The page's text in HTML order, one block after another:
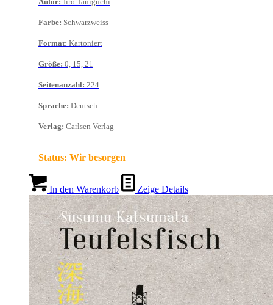
Farbe: Schwarzweiss
Format: Kartoniert
Größe: 0, 15, 21
Seitenanzahl: 224
Sprache: Deutsch
Verlag: Carlsen Verlag
Status: Wir besorgen
In den Warenkorb Zeige Details